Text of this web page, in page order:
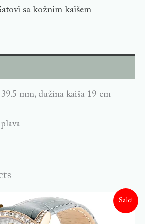
sa kožnim kaišem
mm, dužina kaiša 19 cm
Sale!